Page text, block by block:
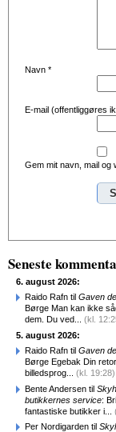
Navn *
E-mail (offentliggøres
Gem mit navn, mail og
Seneste
6. august 2026:
Raido Rafn til Gaven
Børge Man kan ikke
dem. Du ved... (kl.
5. august 2026:
Raido Rafn til Gaven
Børge Egebak Din
billedsprog... (kl. 19:28)
Bente Andersen til
butikkernes service:
fantastiske butikker i...
Per Nordigarden til